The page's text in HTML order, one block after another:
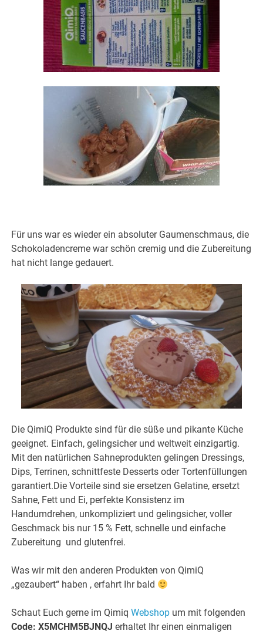
Für uns war es wieder ein absoluter Gaumenschmaus, die
Schokoladencreme war schön cremig und die Zubereitung
hat nicht lange gedauert.
Die QimiQ Produkte sind für die süße und pikante Küche
geeignet. Einfach, gelingsicher und weltweit einzigartig.
Mit den natürlichen Sahneprodukten gelingen Dressings,
Dips, Terrinen, schnittfeste Desserts oder Tortenfüllungen
garantiert.Die Vorteile sind sie ersetzen Gelatine, ersetzt
Sahne, Fett und Ei, perfekte Konsistenz im
Handumdrehen, unkompliziert und gelingsicher, voller
Geschmack bis nur 15 % Fett, schnelle und einfache
Zubereitung und glutenfrei.
Was wir mit den anderen Produkten von QimiQ
„gezaubert“ haben , erfahrt Ihr bald
Schaut Euch gerne im QimiqWebshop um mit folgenden
Code: X5MCHM5BJNQJ erhaltet Ihr einen einmaligen